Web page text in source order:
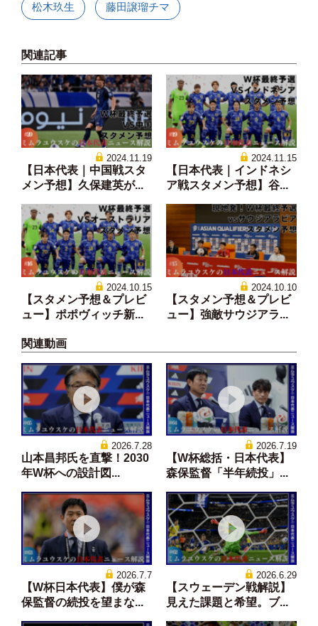
松木玖生 藤田譲瑠チマ
関連記事
2024.11.19
【日本代表｜中国戦スタ
メン予想】久保建英が...
2024.11.15
【日本代表｜インドネシ
ア戦スタメン予想】谷...
2024.10.15
【スタメン予想＆プレビ
ュー】ポポヴィッチ新...
2024.10.10
【スタメン予想＆プレビ
ュー】強敵サウジアラ...
関連動画
2026.7.28
山本昌邦氏を直撃！2030
年W杯への設計図...
2026.7.19
【W杯総括・日本代表】
森保監督「半年続投」...
2026.7.7
【W杯日本代表】僕が森
保監督の続投を望まな...
2026.6.29
【スウェーデン戦解説】
見えた課題と希望。ブ...